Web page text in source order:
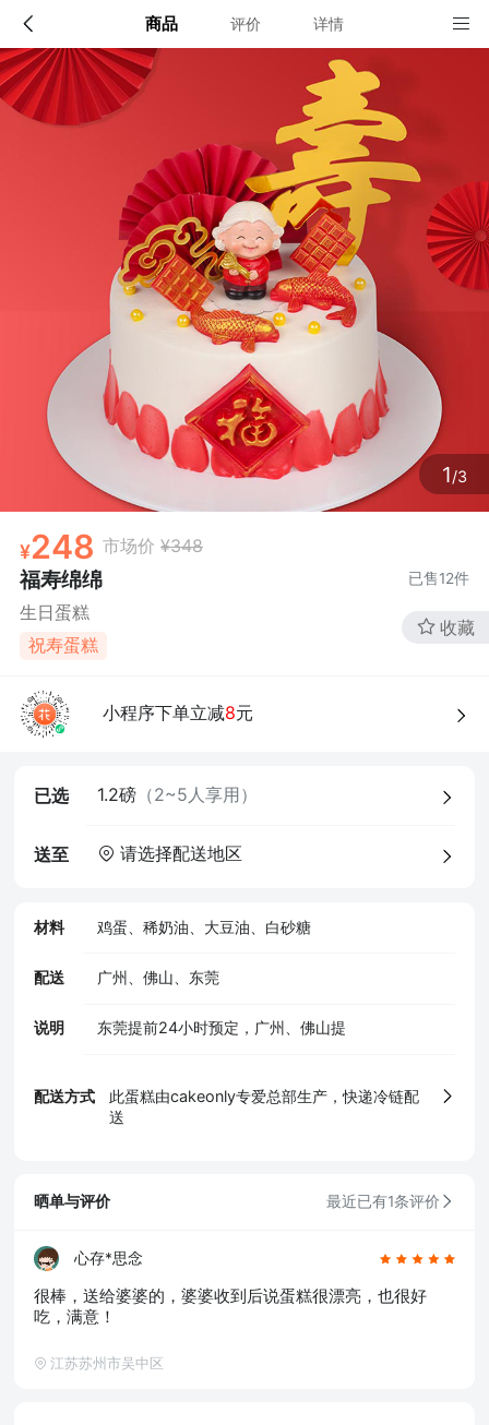
商品 评价 详情
1/3
248 市场价 ¥348
福寿绵绵 已售12件
生日蛋糕
祝寿蛋糕
收藏
小程序下单立减8元
已选 1.2磅（2~5人享用）
送至 请选择配送地区
材料 鸡蛋、稀奶油、大豆油、白砂糖
配送 广州、佛山、东莞
说明 东莞提前24小时预定，广州、佛山提
配送方式
此蛋糕由cakeonly专爱总部生产，快递冷链配
送
配送说明
广州、佛山、东莞
确定
店铺信息
1、品牌类别
cakeonly专爱蛋糕
广州市荔湾区葵蓬穗盐路5号C座三楼
3、营业执照
4、食品经营许可证
5、食品生产许可证
晒单与评价 最近已有1条评价
心存*思念
很棒，送给婆婆的，婆婆收到后说蛋糕很漂亮，也很好
吃，满意！
江苏苏州市吴中区